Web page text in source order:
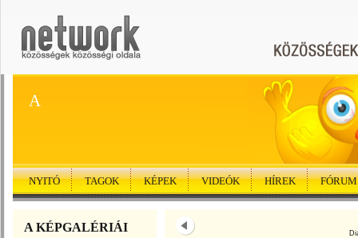
A
NYITÓ TAGOK KÉPEK VIDEÓK HÍREK FÓRUM
A KÉPGALÉRIÁI